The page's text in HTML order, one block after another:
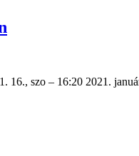
16., szo – 16:20 2021.